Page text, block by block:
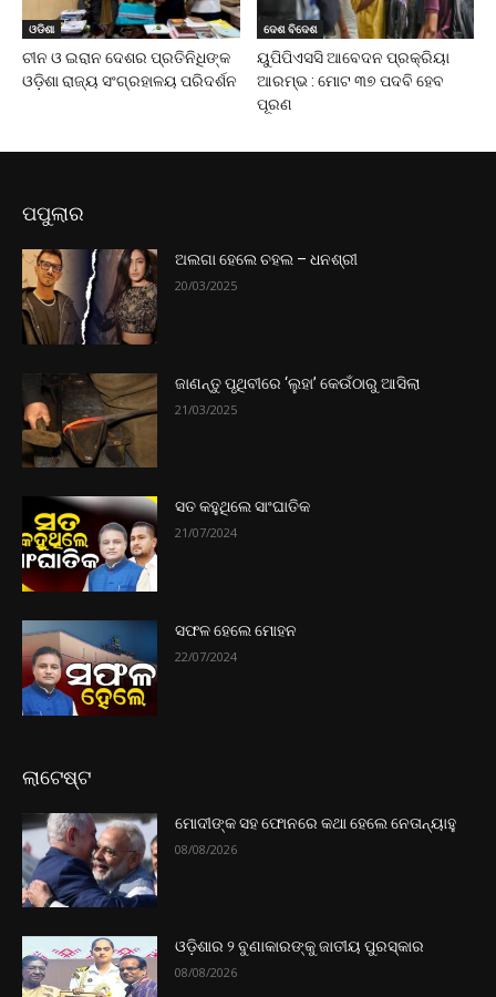
ଓଡିଶା
ଚୀନ ଓ ଇରାନ ଦେଶର ପ୍ରତିନିଧିଙ୍କ
ଓଡ଼ିଶା ରାଜ୍ୟ ସଂଗ୍ରହାଳୟ ପରିଦର୍ଶନ
ଦେଶ ବିଦେଶ
ୟୁପିପିଏସସି ଆବେଦନ ପ୍ରକ୍ରିୟା
ଆରମ୍ଭ : ମୋଟ ୩୭ ପଦବି ହେବ
ପୂରଣ
ପପୁଲାର
ଅଲଗା ହେଲେ ଚହଲ – ଧନଶ୍ରୀ
20/03/2025
ଜାଣନ୍ତୁ ପୃଥିବୀରେ ‘ଲୁହା’ କେଉଁଠାରୁ ଆସିଲା
21/03/2025
ସତ କହୁଥିଲେ ସାଂଘାତିକ
21/07/2024
ସଫଳ ହେଲେ ମୋହନ
22/07/2024
ଲାଟେଷ୍ଟ
ମୋଦୀଙ୍କ ସହ ଫୋନରେ କଥା ହେଲେ ନେତାନ୍ୟାହୁ
08/08/2026
ଓଡ଼ିଶାର ୨ ବୁଣାକାରଙ୍କୁ ଜାତୀୟ ପୁରସ୍କାର
08/08/2026